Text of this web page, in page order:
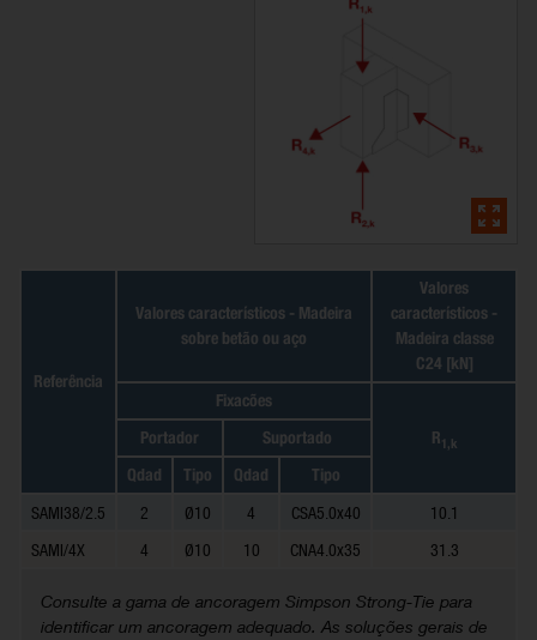
Referência
Valores característicos - Madeira
sobre betão ou aço
Valores
característicos -
Madeira classe
C24 [kN]
Fixacões
R 1,k
Portador
Suportado
Qdad
Tipo Qdad Tipo
SAMI38/2.5 2 Ø10 4 CSA5.0x40
10.1
SAMI/4X
4 Ø10 10 CNA4.0x35 31.3
Consulte a gama de ancoragem Simpson Strong-Tie para
identificar um ancoragem adequado. As soluções gerais de